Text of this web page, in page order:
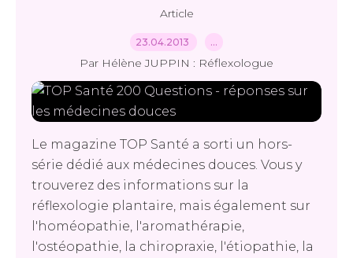
Article
23.04.2013 …
Par Hélène JUPPIN : Réflexologue
Le magazine TOP Santé a sorti un hors-
série dédié aux médecines douces. Vous y
trouverez des informations sur la
réflexologie plantaire, mais également sur
l'homéopathie, l'aromathérapie,
l'ostéopathie, la chiropraxie, l'étiopathie, la